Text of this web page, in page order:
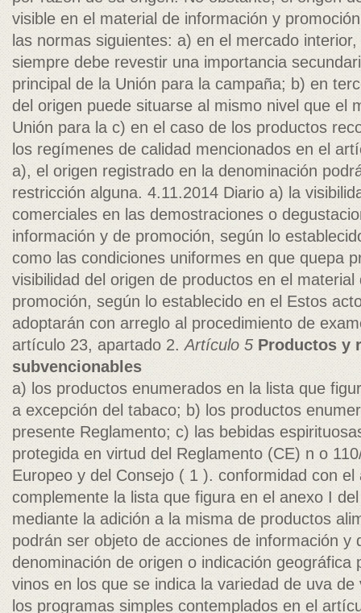
visible en el material de información y
las normas siguientes: a) en el mercado
siempre debe revestir una importancia
principal de la Unión para la campaña; b) en
del origen puede situarse al mismo nivel que el
Unión para la c) en el caso de los productos
los regímenes de calidad mencionados en el
a), el origen registrado en la denominación
restricción alguna. 4.11.2014 Diario a) la
comerciales en las demostraciones o
información y de promoción, según lo
como las condiciones uniformes en que quepa
visibilidad del origen de productos en el
promoción, según lo establecido en el Estos
adoptarán con arreglo al procedimiento de
artículo 23, apartado 2. Artículo 5 Productos y
subvencionables
a) los productos enumerados en la lista que
a excepción del tabaco; b) los productos
presente Reglamento; c) las bebidas
protegida en virtud del Reglamento (CE) n o
Europeo y del Consejo ( 1 ). conformidad con
complemente la lista que figura en el anexo I
mediante la adición a la misma de productos
podrán ser objeto de acciones de información y
denominación de origen o indicación geográfica
vinos en los que se indica la variedad de uva
los programas simples contemplados en el